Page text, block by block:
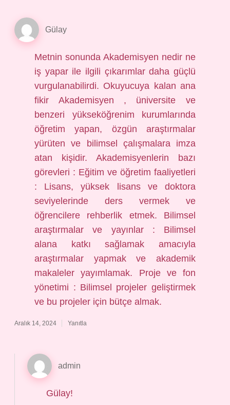
Gülay
Metnin sonunda Akademisyen nedir ne
iş yapar ile ilgili çıkarımlar daha güçlü
vurgulanabilirdi. Okuyucuya kalan ana
fikir Akademisyen , üniversite ve
benzeri yükseköğrenim kurumlarında
öğretim yapan, özgün araştırmalar
yürüten ve bilimsel çalışmalara imza
atan kişidir. Akademisyenlerin bazı
görevleri : Eğitim ve öğretim faaliyetleri
: Lisans, yüksek lisans ve doktora
seviyelerinde ders vermek ve
öğrencilere rehberlik etmek. Bilimsel
araştırmalar ve yayınlar : Bilimsel
alana katkı sağlamak amacıyla
araştırmalar yapmak ve akademik
makaleler yayımlamak. Proje ve fon
yönetimi : Bilimsel projeler geliştirmek
ve bu projeler için bütçe almak.
Aralık 14, 2024 Yanıtla
admin
Gülay!